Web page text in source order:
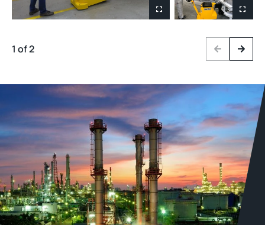
1 of 2 PreviousNext